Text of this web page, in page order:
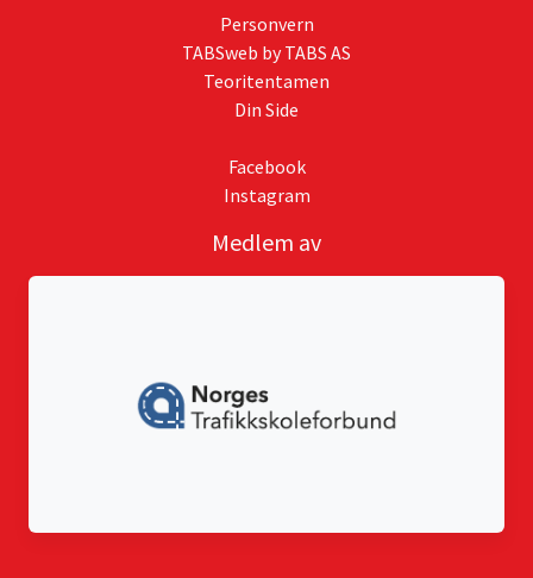
Personvern
TABSweb by TABS AS
Teoritentamen
Din Side
Facebook
Instagram
Medlem av